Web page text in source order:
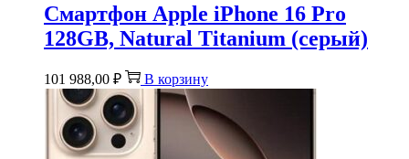
Смартфон Apple iPhone 16 Pro
128GB, Natural Titanium (серый)
101 988,00 ₽ В корзину